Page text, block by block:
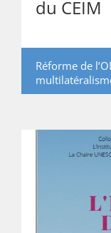
du CEIM
Réforme de